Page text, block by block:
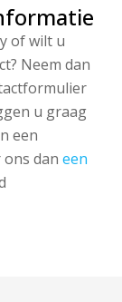
of wilt u
Neem dan
u graag
een
dan een